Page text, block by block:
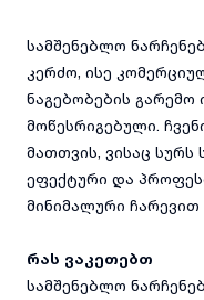
სამშენებლო
კერძო, ისე
ნაგებობების
მოწესრიგებული.
მათთვის, ვისაც სურს
ეფექტური და
მინიმალური
რას ვაკეთებთ
სამშენებლო